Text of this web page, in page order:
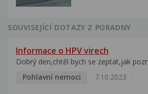
SOUVISEJÍCÍ DOTAZY Z PORADNY
Informace o HPV virech
Dobrý den,chtěl bych se zeptat,jak
Pohlavní nemoci
7.10.2023